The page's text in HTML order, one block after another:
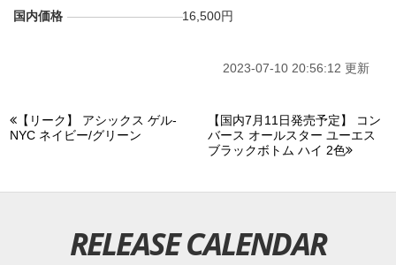
国内価格
16,500円
2023-07-10 20:56:12 更新
【リーク】 アシックス ゲル-
NYC ネイビー/グリーン
【国内7月11日発売予定】 コン
バース オールスター ユーエス
ブラックボトム ハイ 2色
RELEASE CALENDAR